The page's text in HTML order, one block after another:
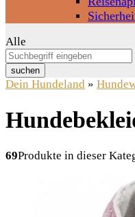
Alle
suchen
Dein Hundeland »
69Produkte in dieser